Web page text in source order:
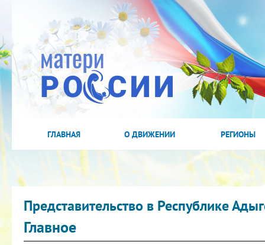
ГЛАВНАЯ О ДВИЖЕНИИ РЕГИОНЫ
Представительство в Республике
Главное